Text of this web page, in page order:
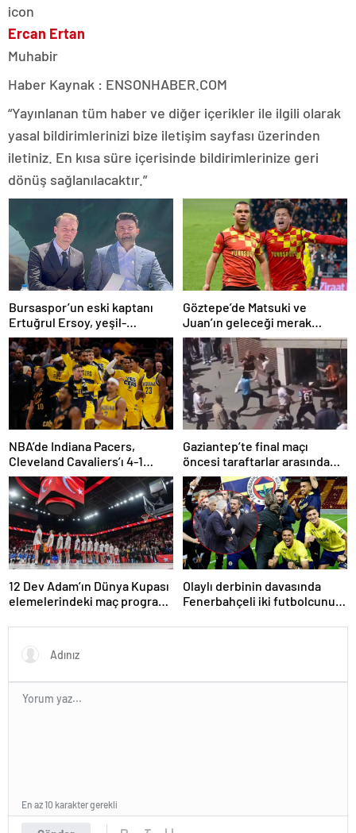
Ercan Ertan
Muhabir
Haber Kaynak : ENSONHABER.COM
“Yayınlanan tüm haber ve diğer içerikler ile ilgili olarak
yasal bildirimlerinizi bize iletişim sayfası üzerinden
iletiniz. En kısa süre içerisinde bildirimlerinize geri
dönüş sağlanılacaktır.”
Bursaspor’un eski kaptanı
Ertuğrul Ersoy, yeşil-
beyazlılara geri döndü
Göztepe’de Matsuki ve
Juan’ın geleceği merak
konusu
NBA’de Indiana Pacers,
Cleveland Cavaliers’ı 4-1
yenerek konferans finaline
yükseldi
Gaziantep’te final maçı
öncesi taraftarlar arasında
tartışma çıktı
12 Dev Adam’ın Dünya Kupası
elemelerindeki maç programı
Olaylı derbinin davasında
Fenerbahçeli iki futbolcunun
En az 10 karakter gerekli